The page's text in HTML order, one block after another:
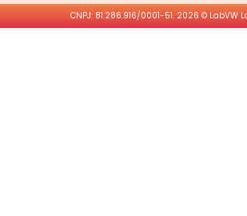
CNPJ: 81.286.916/0001-51. 2026 © LabVW